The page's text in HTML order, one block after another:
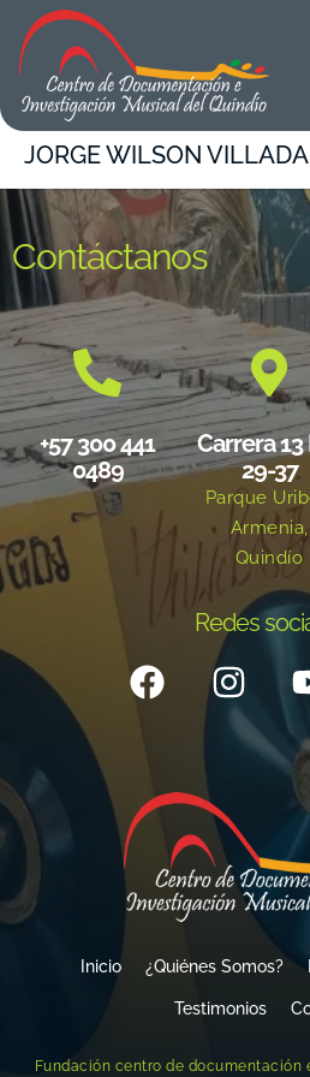
contenido
JORGE WILSON VILLADA
Contáctanos
+57 300 441
0489
Carrera 13
29-37
Parque
Armenia,
Quindío
Redes
Inicio ¿Quiénes Somos?
Testimonios
Fundación centro de